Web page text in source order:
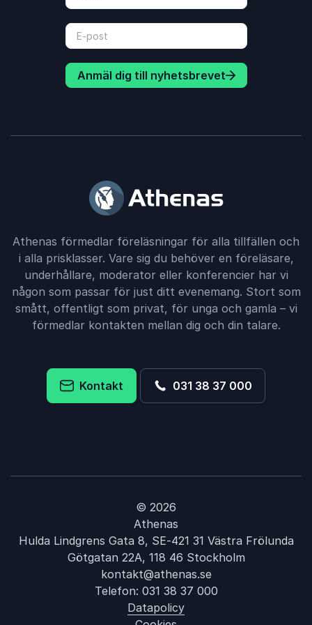
Anmäl dig till nyhetsbrevet
Athenas förmedlar föreläsningar för alla tillfällen och
i alla prisklasser. Vare sig du behöver en föreläsare,
underhållare, moderator eller konferencier har vi
någon som passar för just ditt evenemang. Stort som
smått, offentligt som privat, för unga och gamla – vi
förmedlar kontakten mellan dig och din talare.
Kontakt 031 38 37 000
© 2026
Athenas
Hulda Lindgrens Gata 8, SE-421 31 Västra Frölunda
Götgatan 22A, 118 46 Stockholm
kontakt@athenas.se
Telefon: 031 38 37 000
Datapolicy